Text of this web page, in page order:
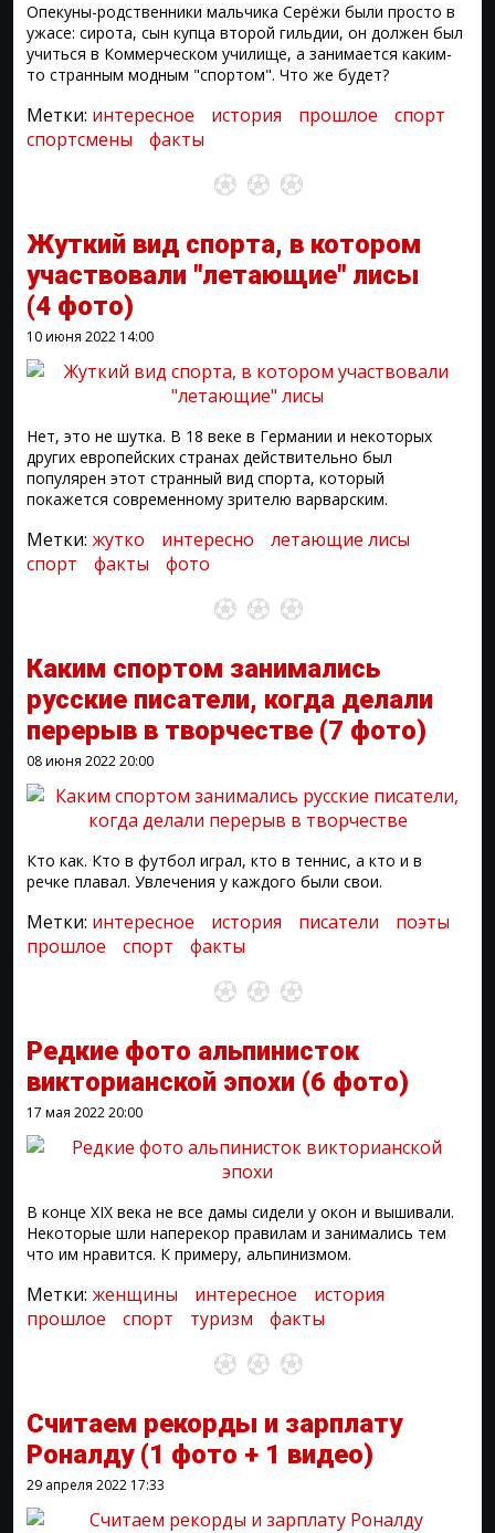
Опекуны-родственники мальчика Серёжи были просто в
ужасе: сирота, сын купца второй гильдии, он должен был
учиться в Коммерческом училище, а занимается каким-
то странным модным "спортом". Что же будет?
Метки: интересное история прошлое
спорт
спортсмены
факты
Жуткий вид спорта, в котором
участвовали "летающие" лисы
(4 фото)
10 июня 2022 14:00
Нет, это не шутка. В 18 веке в Германии и некоторых
других европейских странах действительно был
популярен этот странный вид спорта, который
покажется современному зрителю варварским.
Метки: жутко интересно
летающие лисы
спорт
факты фото
Каким спортом занимались
русские писатели, когда делали
перерыв в творчестве (7 фото)
08 июня 202220:00
Кто как. Кто в футбол играл, кто в теннис, а кто и в
речке плавал. Увлечения у каждого были свои.
Метки: интересное история писатели
поэты
прошлое
спорт факты
Редкие фото альпинисток
викторианской эпохи (6 фото)
17 мая 202220:00
В конце XIX века не все дамы сидели у окон и вышивали.
Некоторые шли наперекор правилам и занимались тем
что им нравится. К примеру, альпинизмом.
Метки: женщины интересное
история
прошлое
спорт туризм факты
Считаем рекорды и зарплату
Роналду (1 фото + 1 видео)
29 апреля 2022 17:33